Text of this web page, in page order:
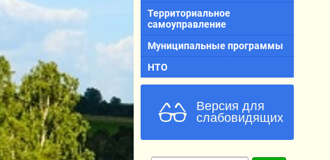
Территориальное
самоуправление
Муниципальные программы
НТО
Версия для
слабовидящих